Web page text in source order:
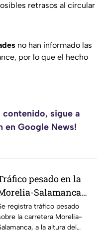
retrasos al circular
no han informado las
por lo que el hecho
contenido, sigue a
en Google News!
pesado en la
Salamanca
obras; toma
registra tráfico pesado
la carretera Morelia-
a la altura del